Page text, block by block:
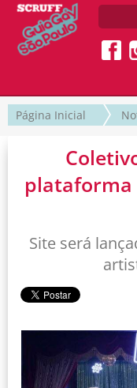
Página Inicial
plataforma
Site será